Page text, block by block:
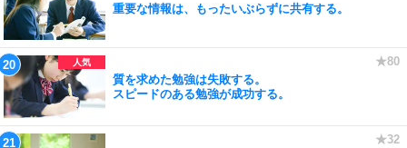
重要な情報は、もったいぶらずに共有する。
質を求めた勉強は失敗する。
スピードのある勉強が成功する。